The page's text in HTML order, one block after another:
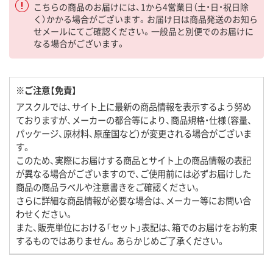
こちらの商品のお届けには、1から4営業日（土・日・祝日除
く）かかる場合がございます。お届け日は商品発送のお知ら
せメールにてご確認ください。一般品と別便でのお届けに
なる場合がございます。
※ご注意【免責】
アスクルでは、サイト上に最新の商品情報を表示するよう努め
ておりますが、メーカーの都合等により、商品規格・仕様（容量、
パッケージ、原材料、原産国など）が変更される場合がございま
す。
このため、実際にお届けする商品とサイト上の商品情報の表記
が異なる場合がございますので、ご使用前には必ずお届けした
商品の商品ラベルや注意書きをご確認ください。
さらに詳細な商品情報が必要な場合は、メーカー等にお問い合
わせください。
また、販売単位における「セット」表記は、箱でのお届けをお約束
するものではありません。あらかじめご了承ください。